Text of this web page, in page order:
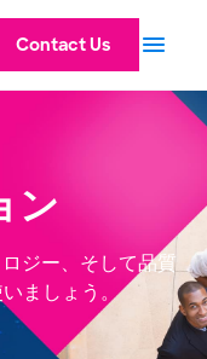
Contact Us
ン
ジー、そして品質
ましょう。